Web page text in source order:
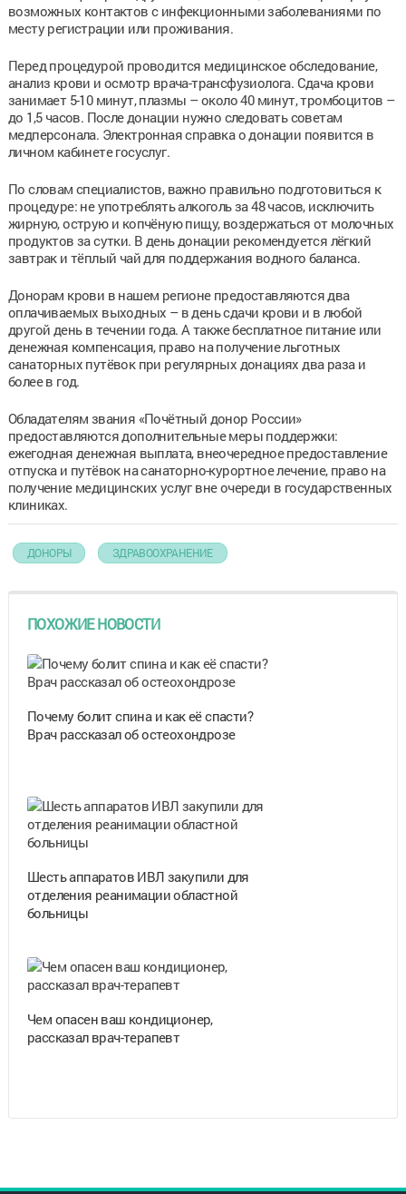
возможных контактов с инфекционными заболеваниями по
месту регистрации или проживания.
Перед процедурой проводится медицинское обследование,
анализ крови и осмотр врача-трансфузиолога. Сдача крови
занимает 5-10 минут, плазмы – около 40 минут, тромбоцитов –
до 1,5 часов. После донации нужно следовать советам
медперсонала. Электронная справка о донации появится в
личном кабинете госуслуг.
По словам специалистов, важно правильно подготовиться к
процедуре: не употреблять алкоголь за 48 часов, исключить
жирную, острую и копчёную пищу, воздержаться от молочных
продуктов за сутки. В день донации рекомендуется лёгкий
завтрак и тёплый чай для поддержания водного баланса.
Донорам крови в нашем регионе предоставляются два
оплачиваемых выходных – в день сдачи крови и в любой
другой день в течении года. А также бесплатное питание или
денежная компенсация, право на получение льготных
санаторных путёвок при регулярных донациях два раза и
более в год.
Обладателям звания «Почётный донор России»
предоставляются дополнительные меры поддержки:
ежегодная денежная выплата, внеочередное предоставление
отпуска и путёвок на санаторно-курортное лечение, право на
получение медицинских услуг вне очереди в государственных
клиниках.
ДОНОРЫ ЗДРАВООХРАНЕНИЕ
ПОХОЖИЕ НОВОСТИ
Почему болит спина и как её спасти?
Врач рассказал об остеохондрозе
Шесть аппаратов ИВЛ закупили для
отделения реанимации областной
больницы
Чем опасен ваш кондиционер,
рассказал врач-терапевт